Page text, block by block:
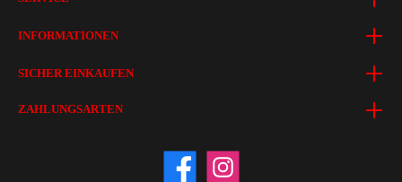
INFORMATIONEN
SICHER EINKAUFEN
ZAHLUNGSARTEN